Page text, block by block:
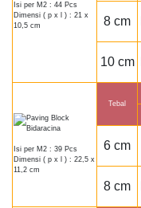
Isi per M2 : 44 Pcs
Dimensi ( p x l ) : 21 x
10,5 cm
8 cm
10 cm
Isi per M2 : 39 Pcs
Dimensi ( p x l ) : 22,5 x
11,2 cm
Tebal
6 cm
8 cm